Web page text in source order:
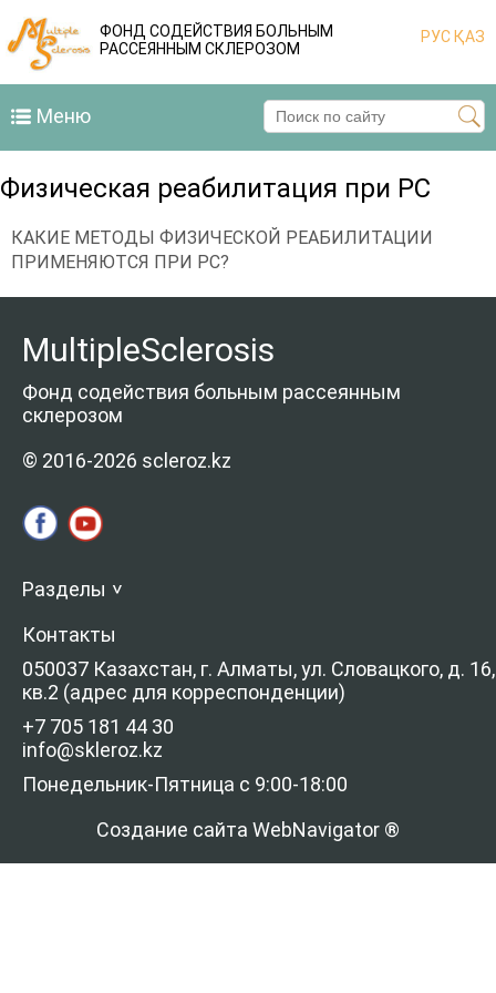
ФОНД СОДЕЙСТВИЯ БОЛЬНЫМ
РАССЕЯННЫМ СКЛЕРОЗОМ
РУСҚАЗ
Меню
Физическая реабилитация при РС
КАКИЕ МЕТОДЫ ФИЗИЧЕСКОЙ РЕАБИЛИТАЦИИ
ПРИМЕНЯЮТСЯ ПРИ РС?
MultipleSclerosis
Фонд содействия больным рассеянным
склерозом
© 2016-2026 scleroz.kz
Разделы >
Контакты
050037 Казахстан, г. Алматы, ул. Словацкого, д. 16,
кв.2 (адрес для корреспонденции)
+7 705 181 44 30
info@skleroz.kz
Понедельник-Пятница с 9:00-18:00
Создание сайта WebNavigator ®